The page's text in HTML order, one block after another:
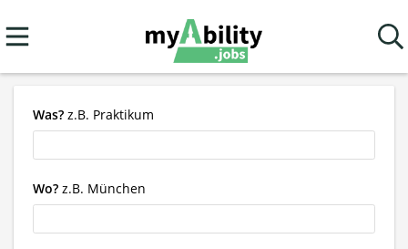
Was? z.B. Praktikum
Wo? z.B. München